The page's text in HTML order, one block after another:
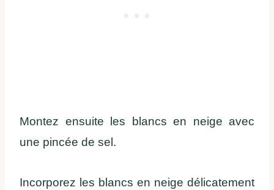
Montez ensuite les blancs en neige avec
une pincée de sel.
Incorporez les blancs en neige délicatement